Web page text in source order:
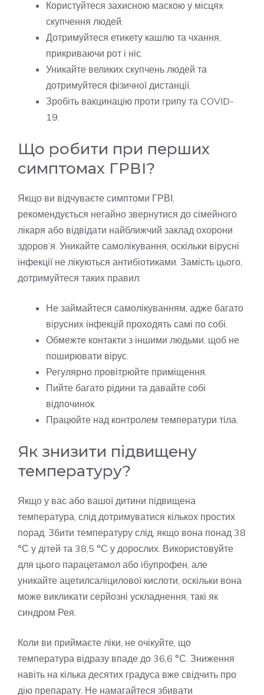
Користуйтеся захисною маскою у місцях
скупчення людей.
Дотримуйтеся етикету кашлю та чхання,
прикриваючи рот і ніс.
Уникайте великих скупчень людей та
дотримуйтеся фізичної дистанції.
Зробіть вакцинацію проти грипу та COVID-
19.
Що робити при перших
симптомах ГРВІ?
Якщо ви відчуваєте симптоми ГРВІ,
рекомендується негайно звернутися до сімейного
лікаря або відвідати найближчий заклад охорони
здоров’я. Уникайте самолікування, оскільки вірусні
інфекції не лікуються антибіотиками. Замість цього,
дотримуйтеся таких правил:
Не займайтеся самолікуванням, адже багато
вірусних інфекцій проходять самі по собі.
Обмежте контакти з іншими людьми, щоб не
поширювати вірус.
Регулярно провітрюйте приміщення.
Пийте багато рідини та давайте собі
відпочинок.
Працюйте над контролем температури тіла.
Як знизити підвищену
температуру?
Якщо у вас або вашої дитини підвищена
температура, слід дотримуватися кількох простих
порад. Збити температуру слід, якщо вона понад 38
°С у дітей та 38,5 °С у дорослих. Використовуйте
для цього парацетамол або ібупрофен, але
уникайте ацетилсаліцилової кислоти, оскільки вона
може викликати серйозні ускладнення, такі як
синдром Рея.
Коли ви приймаєте ліки, не очікуйте, що
температура відразу впаде до 36,6 °С. Зниження
навіть на кілька десятих градуса вже свідчить про
дію препарату. Не намагайтеся збивати